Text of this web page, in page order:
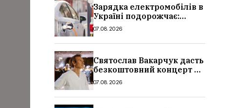
Зарядка електромобілів в
Україні подорожчає:
причина і нові ціни з
07.08.2026
Святослав Вакарчук дасть
безкоштовний концерт у
Львові: дата і місце
07.08.2026